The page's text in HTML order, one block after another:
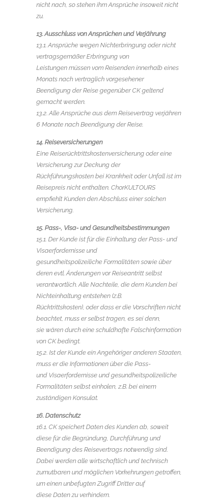
nicht nach, so stehen ihm Ansprüche insoweit nicht
zu.
13. Ausschluss von Ansprüchen und Verjährung
13.1. Ansprüche wegen Nichterbringung oder nicht
vertragsgemäßer Erbringung von
Leistungen müssen vom Reisenden innerhalb eines
Monats nach vertraglich vorgesehener
Beendigung der Reise gegenüber CK geltend
gemacht werden.
13.2. Alle Ansprüche aus dem Reisevertrag verjähren
6 Monate nach Beendigung der Reise.
14. Reiseversicherungen
Eine Reiserücktrittskostenversicherung oder eine
Versicherung zur Deckung der
Rückführungskosten bei Krankheit oder Unfall ist im
Reisepreis nicht enthalten. ChorKULTOURS
empfiehlt Kunden den Abschluss einer solchen
Versicherung.
15. Pass-, Visa- und Gesundheitsbestimmungen
15.1. Der Kunde ist für die Einhaltung der Pass- und
Visaerfordernisse und
gesundheitspolizeiliche Formalitäten sowie über
deren evtl. Änderungen vor Reiseantritt selbst
verantwortlich. Alle Nachteile, die dem Kunden bei
Nichteinhaltung entstehen (z.B.
Rücktrittskosten), oder dass er die Vorschriften nicht
beachtet, muss er selbst tragen, es sei denn,
sie wären durch eine schuldhafte Falschinformation
von CK bedingt.
15.2. Ist der Kunde ein Angehöriger anderen Staaten,
muss er die Informationen über die Pass-
und Visaerfordernisse und gesundheitspolizeiliche
Formalitäten selbst einholen, z.B. bei einem
zuständigen Konsulat.
16. Datenschutz
16.1. CK speichert Daten des Kunden ab, soweit
diese für die Begründung, Durchführung und
Beendigung des Reisevertrags notwendig sind.
Dabei werden alle wirtschaftlich und technisch
zumutbaren und möglichen Vorkehrungen getroffen,
um einen unbefugten Zugriff Dritter auf
diese Daten zu verhindern.